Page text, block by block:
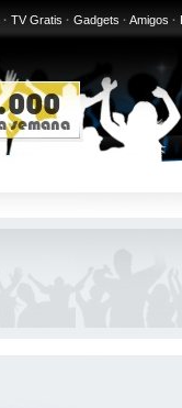
· TV Gratis · Gadgets · Amigos ·